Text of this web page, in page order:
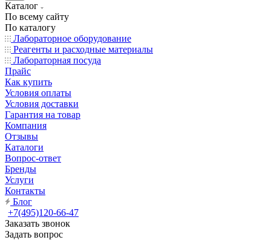
Каталог
По всему сайту
По каталогу
Лабораторное оборудование
Реагенты и расходные материалы
Лабораторная посуда
Прайс
Как купить
Условия оплаты
Условия доставки
Гарантия на товар
Компания
Отзывы
Каталоги
Вопрос-ответ
Бренды
Услуги
Контакты
Блог
+7(495)120-66-47
Заказать звонок
Задать вопрос